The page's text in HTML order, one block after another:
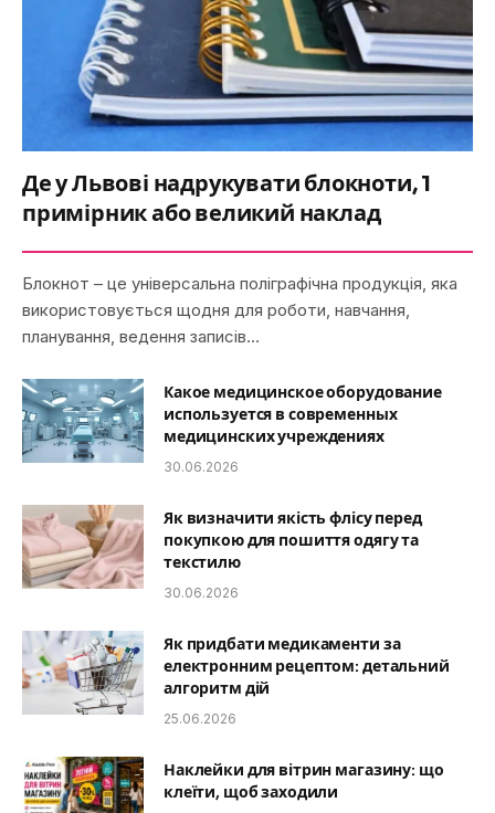
Де у Львові надрукувати блокноти, 1
примірник або великий наклад
Блокнот – це універсальна поліграфічна продукція, яка
використовується щодня для роботи, навчання,
планування, ведення записів…
Какое медицинское оборудование
используется в современных
медицинских учреждениях
30.06.2026
Як визначити якість флісу перед
покупкою для пошиття одягу та
текстилю
30.06.2026
Як придбати медикаменти за
електронним рецептом: детальний
алгоритм дій
25.06.2026
Наклейки для вітрин магазину: що
клеїти, щоб заходили